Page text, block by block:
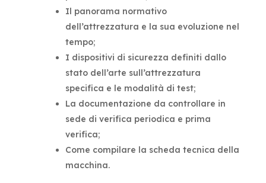
Il panorama normativo
dell’attrezzatura e la sua evoluzione nel
tempo;
I dispositivi di sicurezza definiti dallo
stato dell’arte sull’attrezzatura
specifica e le modalità di test;
La documentazione da controllare in
sede di verifica periodica e prima
verifica;
Come compilare la scheda tecnica della
macchina.